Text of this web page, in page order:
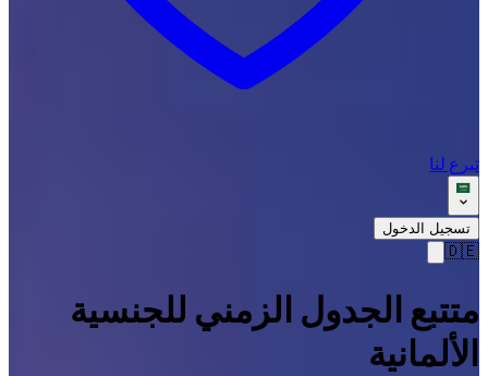
تبرع لنا
تسجيل الدخول
🇩🇪
متتبع الجدول الزمني للجنسية
الألمانية